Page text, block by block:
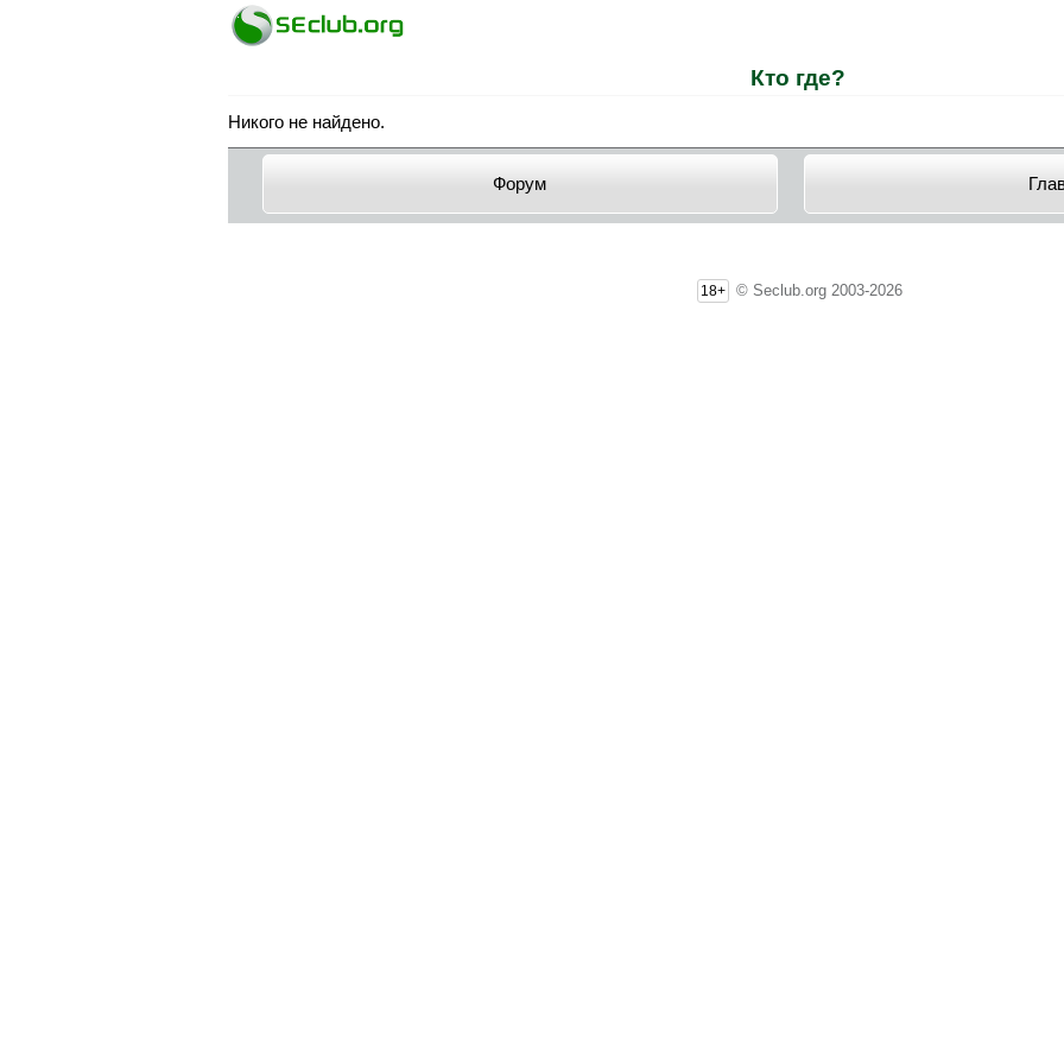
Кто где?
Никого не найдено.
Форум
18+ © Seclub.org 2003-2026